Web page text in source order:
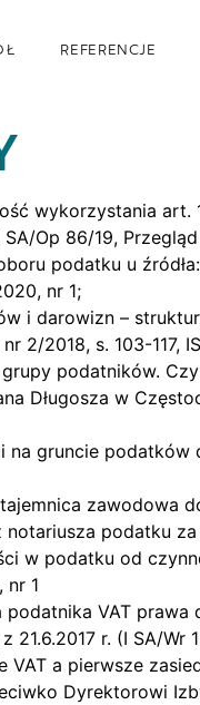
REFERENCJE
wykorzystania
Op 86/19,
podatku u
nr 1;
i darowizn –
2/2018, s. 103-117,
podatników.
Długosza w
gruncie
zawodowa
podatku
w podatku od
nr 1
VAT
21.6.2017 r. (I SA/
a pierwsze
Dyrektorowi